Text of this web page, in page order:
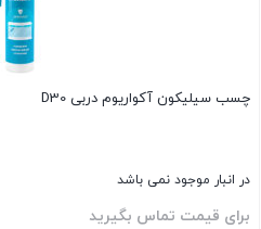
چسب سیلیکون آکواریوم دربی D30
در انبار موجود نمی باشد
برای قیمت تماس بگیرید